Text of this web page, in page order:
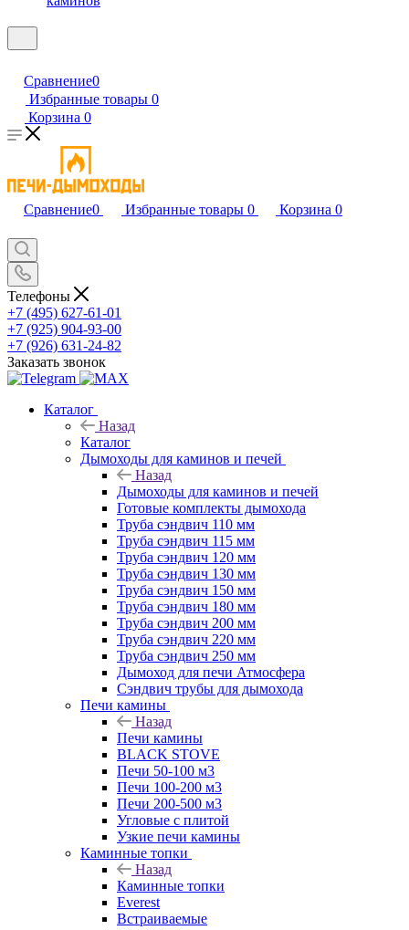
Сравнение0
Избранные товары 0
Корзина 0
Сравнение0 Избранные товары 0 Корзина 0
Телефоны
+7 (495) 627-61-01
+7 (925) 904-93-00
+7 (926) 631-24-82
Заказать звонок
Каталог
Назад
Каталог
Дымоходы для каминов и печей
Назад
Дымоходы для каминов и печей
Готовые комплекты дымохода
Труба сэндвич 110 мм
Труба сэндвич 115 мм
Труба сэндвич 120 мм
Труба сэндвич 130 мм
Труба сэндвич 150 мм
Труба сэндвич 180 мм
Труба сэндвич 200 мм
Труба сэндвич 220 мм
Труба сэндвич 250 мм
Дымоход для печи Атмосфера
Сэндвич трубы для дымохода
Печи камины
Назад
Печи камины
BLACK STOVE
Печи 50-100 м3
Печи 100-200 м3
Печи 200-500 м3
Угловые с плитой
Узкие печи камины
Каминные топки
Назад
Каминные топки
Everest
Встраиваемые